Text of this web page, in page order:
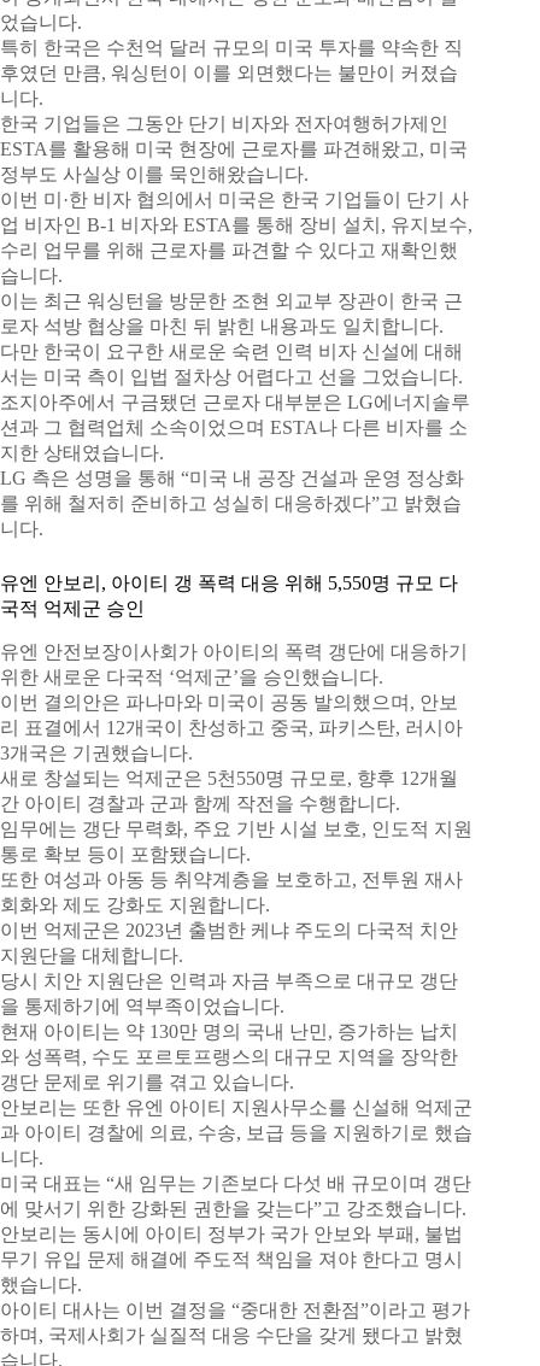
었습니다.
특히 한국은 수천억 달러 규모의 미국 투자를 약속한 직
후였던 만큼, 워싱턴이 이를 외면했다는 불만이 커졌습
니다.
한국 기업들은 그동안 단기 비자와 전자여행허가제인
ESTA를 활용해 미국 현장에 근로자를 파견해왔고, 미국
정부도 사실상 이를 묵인해왔습니다.
이번 미·한 비자 협의에서 미국은 한국 기업들이 단기 사
업 비자인 B-1 비자와 ESTA를 통해 장비 설치, 유지보수,
수리 업무를 위해 근로자를 파견할 수 있다고 재확인했
습니다.
이는 최근 워싱턴을 방문한 조현 외교부 장관이 한국 근
로자 석방 협상을 마친 뒤 밝힌 내용과도 일치합니다.
다만 한국이 요구한 새로운 숙련 인력 비자 신설에 대해
서는 미국 측이 입법 절차상 어렵다고 선을 그었습니다.
조지아주에서 구금됐던 근로자 대부분은 LG에너지솔루
션과 그 협력업체 소속이었으며 ESTA나 다른 비자를 소
지한 상태였습니다.
LG 측은 성명을 통해 “미국 내 공장 건설과 운영 정상화
를 위해 철저히 준비하고 성실히 대응하겠다”고 밝혔습
니다.
유엔 안보리, 아이티 갱 폭력 대응 위해 5,550명 규모 다
국적 억제군 승인
유엔 안전보장이사회가 아이티의 폭력 갱단에 대응하기
위한 새로운 다국적 ‘억제군’을 승인했습니다.
이번 결의안은 파나마와 미국이 공동 발의했으며, 안보
리 표결에서 12개국이 찬성하고 중국, 파키스탄, 러시아
3개국은 기권했습니다.
새로 창설되는 억제군은 5천550명 규모로, 향후 12개월
간 아이티 경찰과 군과 함께 작전을 수행합니다.
임무에는 갱단 무력화, 주요 기반 시설 보호, 인도적 지원
통로 확보 등이 포함됐습니다.
또한 여성과 아동 등 취약계층을 보호하고, 전투원 재사
회화와 제도 강화도 지원합니다.
이번 억제군은 2023년 출범한 케냐 주도의 다국적 치안
지원단을 대체합니다.
당시 치안 지원단은 인력과 자금 부족으로 대규모 갱단
을 통제하기에 역부족이었습니다.
현재 아이티는 약 130만 명의 국내 난민, 증가하는 납치
와 성폭력, 수도 포르토프랭스의 대규모 지역을 장악한
갱단 문제로 위기를 겪고 있습니다.
안보리는 또한 유엔 아이티 지원사무소를 신설해 억제군
과 아이티 경찰에 의료, 수송, 보급 등을 지원하기로 했습
니다.
미국 대표는 “새 임무는 기존보다 다섯 배 규모이며 갱단
에 맞서기 위한 강화된 권한을 갖는다”고 강조했습니다.
안보리는 동시에 아이티 정부가 국가 안보와 부패, 불법
무기 유입 문제 해결에 주도적 책임을 져야 한다고 명시
했습니다.
아이티 대사는 이번 결정을 “중대한 전환점”이라고 평가
하며, 국제사회가 실질적 대응 수단을 갖게 됐다고 밝혔
습니다.